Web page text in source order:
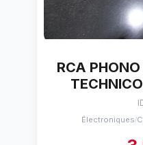
RCA
Électroniques/